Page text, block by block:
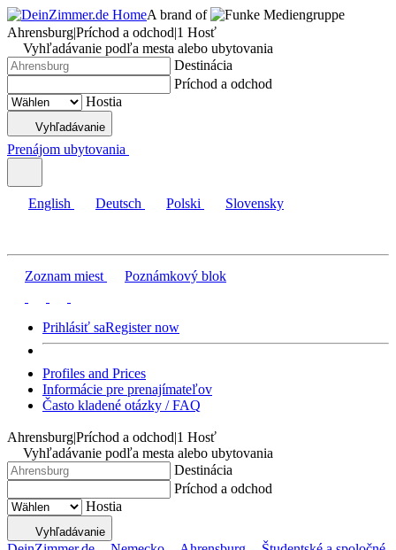
A brand of
Mediengruppe
Ahrensburg|Príchod a odchod|1 Hosť
Vyhľadávanie podľa mesta alebo ubytovania
Destinácia
Príchod a odchod
Hostia
Vyhľadávanie
Prenájom ubytovania
English Deutsch Polski Slovensky
Zoznam miest Poznámkový blok
Prihlásiť saRegister now
Profiles and Prices
Informácie pre prenajímateľov
Často kladené otázky / FAQ
Ahrensburg|Príchod a odchod|1 Hosť
Vyhľadávanie podľa mesta alebo ubytovania
Destinácia
Príchod a odchod
Hostia
Vyhľadávanie